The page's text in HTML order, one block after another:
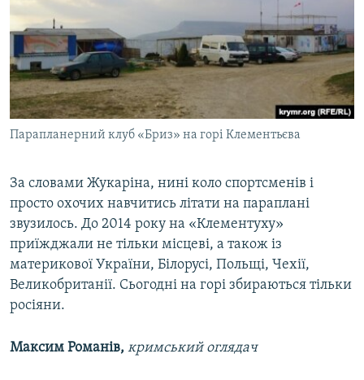
Парапланерний клуб «Бриз» на горі Клементьєва
За словами Жукаріна, нині коло спортсменів і
просто охочих навчитись літати на параплані
звузилось. До 2014 року на «Клементуху»
приїжджали не тільки місцеві, а також із
материкової України, Білорусі, Польщі, Чехії,
Великобританії. Сьогодні на горі збираються тільки
росіяни.
Максим Романів, кримський оглядач